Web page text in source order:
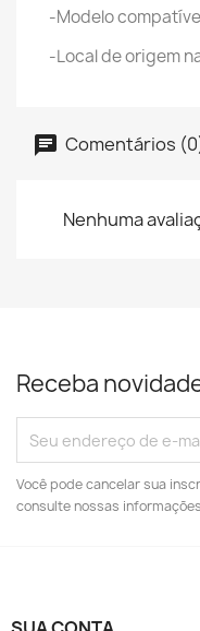
-Modelo
-Local de origem
Comentários
Nenhuma
Receba
Você pode cancelar sua
consulte nossas